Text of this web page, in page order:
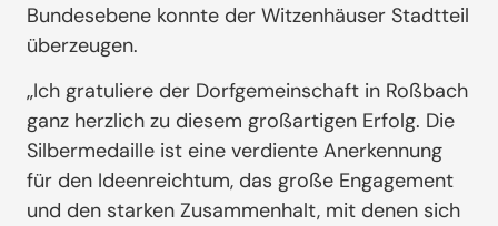
Bundesebene konnte der Witzenhäuser Stadtteil
überzeugen.
„Ich gratuliere der Dorfgemeinschaft in Roßbach
ganz herzlich zu diesem großartigen Erfolg. Die
Silbermedaille ist eine verdiente Anerkennung
für den Ideenreichtum, das große Engagement
und den starken Zusammenhalt, mit denen sich